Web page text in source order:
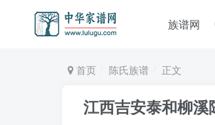
族谱网
首页 陈氏族谱 正文
江西吉安泰和柳溪